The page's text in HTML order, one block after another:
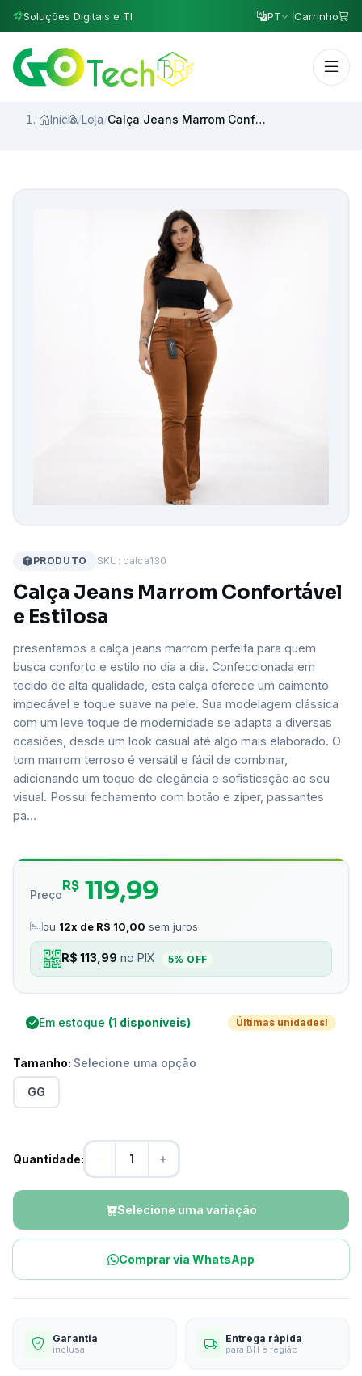
Soluções Digitais e TI PT Carrinho
Início/Loja/ Calça Jeans Marrom Confortável e Estilosa
PRODUTO SKU: calca130
Calça Jeans Marrom Confortável
e Estilosa
presentamos a calça jeans marrom perfeita para quem
busca conforto e estilo no dia a dia. Confeccionada em
tecido de alta qualidade, esta calça oferece um caimento
impecável e toque suave na pele. Sua modelagem clássica
com um leve toque de modernidade se adapta a diversas
ocasiões, desde um look casual até algo mais elaborado. O
tom marrom terroso é versátil e fácil de combinar,
adicionando um toque de elegância e sofisticação ao seu
visual. Possui fechamento com botão e zíper, passantes
pa…
Preço
R$ 119,99
ou 12x de R$ 10,00 sem juros
R$ 113,99 no PIX 5% OFF
Em estoque (1 disponíveis) Últimas unidades!
Tamanho: Selecione uma opção
GG
Quantidade:
Selecione uma variação
Comprar via WhatsApp
Garantia
inclusa
Entrega rápida
para BH e região